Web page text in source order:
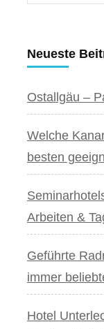
nach:
Neueste
Ostallgäu –
Welche
besten
Arbeiten &
Geführte
immer
Hotel